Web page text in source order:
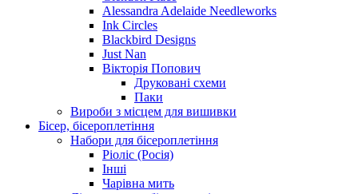
Alessandra Adelaide Needleworks
Ink Circles
Blackbird Designs
Just Nan
Вікторія Попович
Друковані схеми
Паки
Вироби з місцем для вишивки
Бісер, бісероплетіння
Набори для бісероплетіння
Ріоліс (Росія)
Інші
Чарівна мить